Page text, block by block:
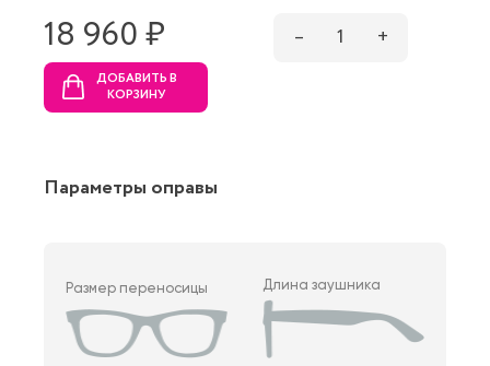
18 960 ₷ – 1 +
ДОБАВИТЬ В
КОРЗИНУ
Параметры оправы
Размер переносицы Длина заушника